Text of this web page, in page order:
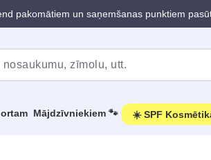
pakomātiem un saņemšanas punktiem
Mājdzīvniekiem 🐾 ☀️ SPF